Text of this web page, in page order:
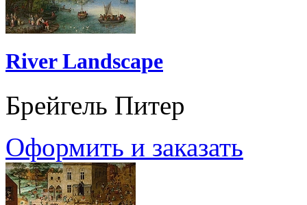
River Landscape
Брейгель Питер
Оформить и заказать